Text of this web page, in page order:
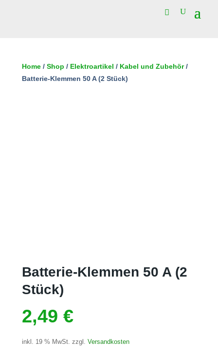
KlemmenHome/ Shop / Elektroartikel / Kabel und Zubehör/
Batterie-Klemmen 50 A (2 Stück)
Batterie-Klemmen 50 A (2
Stück)
2,49 €
inkl. 19 % MwSt. zzgl. Versandkosten